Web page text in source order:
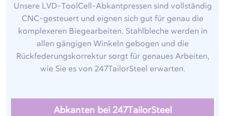
Unsere LVD-ToolCell-Abkantpressen sind vollständig
CNC-gesteuert und eignen sich gut für genau die
komplexeren Biegearbeiten. Stahlbleche werden in
allen gängigen Winkeln gebogen und die
Rückfederungskorrektur sorgt für genaues Arbeiten,
wie Sie es von 247TailorSteel erwarten.
Abkanten bei 247TailorSteel